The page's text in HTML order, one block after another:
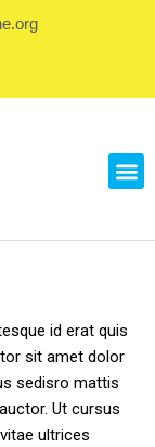
id erat quis
sit amet dolor
sedisro mattis
Ut cursus
ultrices